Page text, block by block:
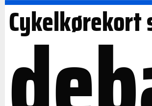
Cykelkørekort